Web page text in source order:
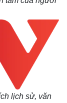
Thị trường
Tiêu dùng
Tỷ giá
Chứng khoán
Giá cà phê
lịch sử, văn